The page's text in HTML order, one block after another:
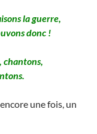
la guerre,
donc !
chantons,
une fois, un